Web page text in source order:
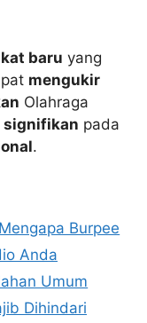
baru yang
mengukir
Olahraga
signifikan pada
.
Burpee
Anda
Umum
Dihindari